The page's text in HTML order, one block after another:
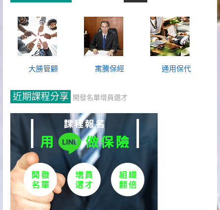
大勝管顧 寓騰保經 通用保代
近期課程分享 開發名單增員選才